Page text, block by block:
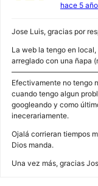
hace 5
Jose Luis, gracias por
La web la tengo en
arreglado con una ñapa
Efectivamente no tengo
cuando tengo algun
googleando y como
inecerariamente.
Ojalá corrieran tiempos
Dios manda.
Una vez más, gracias